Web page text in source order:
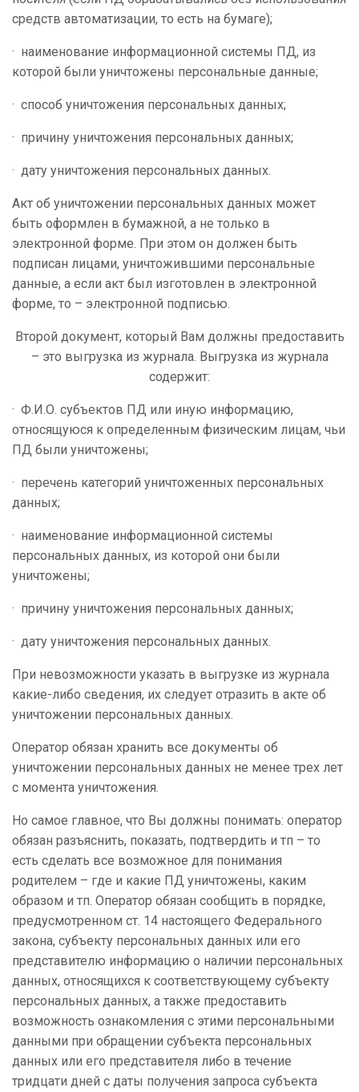
средств автоматизации, то есть на бумаге);
· наименование информационной системы ПД, из
которой были уничтожены персональные данные;
· способ уничтожения персональных данных;
· причину уничтожения персональных данных;
· дату уничтожения персональных данных.
Акт об уничтожении персональных данных может
быть оформлен в бумажной, а не только в
электронной форме. При этом он должен быть
подписан лицами, уничтожившими персональные
данные, а если акт был изготовлен в электронной
форме, то – электронной подписью.
Второй документ, который Вам должны предоставить
– это выгрузка из журнала. Выгрузка из журнала
содержит:
· Ф.И.О. субъектов ПД или иную информацию,
относящуюся к определенным физическим лицам, чьи
ПД были уничтожены;
· перечень категорий уничтоженных персональных
данных;
· наименование информационной системы
персональных данных, из которой они были
уничтожены;
· причину уничтожения персональных данных;
· дату уничтожения персональных данных.
При невозможности указать в выгрузке из журнала
какие-либо сведения, их следует отразить в акте об
уничтожении персональных данных.
Оператор обязан хранить все документы об
уничтожении персональных данных не менее трех лет
с момента уничтожения.
Но самое главное, что Вы должны понимать: оператор
обязан разъяснить, показать, подтвердить и тп – то
есть сделать все возможное для понимания
родителем – где и какие ПД уничтожены, каким
образом и тп. Оператор обязан сообщить в порядке,
предусмотренном ст. 14 настоящего Федерального
закона, субъекту персональных данных или его
представителю информацию о наличии персональных
данных, относящихся к соответствующему субъекту
персональных данных, а также предоставить
возможность ознакомления с этими персональными
данными при обращении субъекта персональных
данных или его представителя либо в течение
тридцати дней с даты получения запроса субъекта